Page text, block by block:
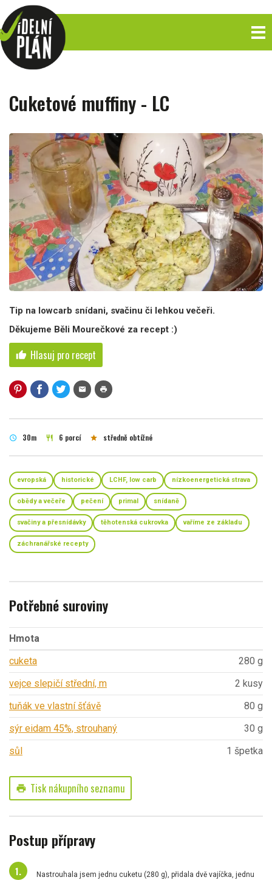
Cuketové muffiny - LC
Tip na lowcarb snídani, svačinu či lehkou večeři.
Děkujeme Běli Mourečkové za recept :)
thumb_up Hlasuj pro recept
mail print
schedule 30m restaurant 6 porcí star středně obtížné
evropská historické LCHF, low carb nízkoenergetická strava
obědy a večeře pečení primal snídaně
svačiny a přesnídávky těhotenská cukrovka vaříme ze základu
záchranářské recepty
Potřebné suroviny
Hmota
cuketa
280 g
vejce slepičí střední, m
2 kusy
tuňák ve vlastní šťávě
80 g
sýr eidam 45%, strouhaný
30 g
sůl
1 špetka
print Tisk nákupního seznamu
Postup přípravy
Nastrouhala jsem jednu cuketu (280 g), přidala dvě vajíčka, jednu